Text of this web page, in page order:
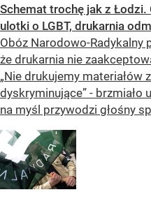
Schemat trochę jak z Łodzi.
ulotki o LGBT, drukarnia
Obóz Narodowo-Radykalny
że drukarnia nie
„Nie drukujemy materiałów
dyskryminujące” - brzmiało
na myśl przywodzi głośny